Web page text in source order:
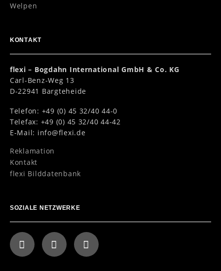
Welpen
KONTAKT
flexi – Bogdahn International GmbH & Co. KG
Carl-Benz-Weg 13
D-22941 Bargteheide
Telefon: +49 (0) 45 32/40 44-0
Telefax: +49 (0) 45 32/40 44-42
E-Mail: info@flexi.de
Reklamation
Kontakt
flexi Bilddatenbank
SOZIALE NETZWERKE